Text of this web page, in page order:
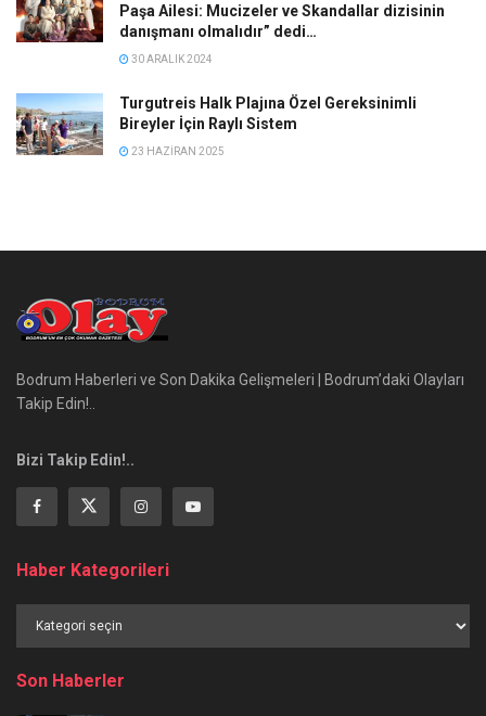
Paşa Ailesi: Mucizeler ve Skandallar dizisinin
danışmanı olmalıdır” dedi…
30 ARALIK 2024
Turgutreis Halk Plajına Özel Gereksinimli
Bireyler İçin Raylı Sistem
23 HAZIRAN 2025
Bodrum Haberleri ve Son Dakika Gelişmeleri | Bodrum’daki Olayları
Takip Edin!..
Bizi Takip Edin!..
Haber Kategorileri
Kategorileri
Son Haberler